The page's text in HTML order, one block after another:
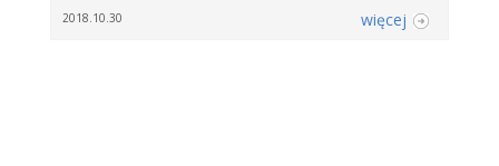
2018.10.30 więcej